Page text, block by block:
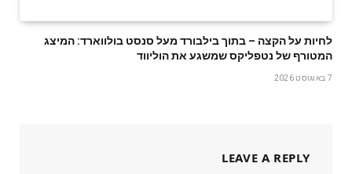
לחיות על הקצה – בתוך בילבורד מעל סנסט בולווארד: המיצג
המטורף של נטפליקס שמשגע את הוליווד
7 באוגוסט 2026
LEAVE A REPLY